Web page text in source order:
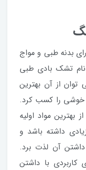
بدنه طبی و مواج
نام تشک بادی طبی
از آن بهترین
خوشی را کسب کرد.
بهترین مواد اولیه
داشته باشد و
داشتن آن لذت برد.
با داشتن